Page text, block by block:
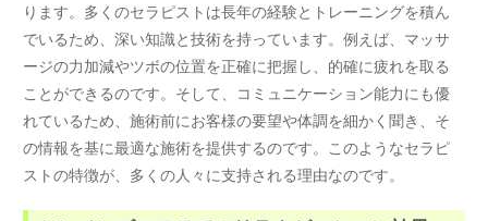
ります。多くのセラピストは長年の経験とトレーニングを積ん
でいるため、深い知識と技術を持っています。例えば、マッサ
ージの力加減やツボの位置を正確に把握し、的確に疲れを取る
ことができるのです。そして、コミュニケーション能力にも優
れているため、施術前にお客様の要望や体調を細かく聞き、そ
の情報を基に最適な施術を提供するのです。このようなセラピ
ストの特徴が、多くの人々に支持される理由なのです。